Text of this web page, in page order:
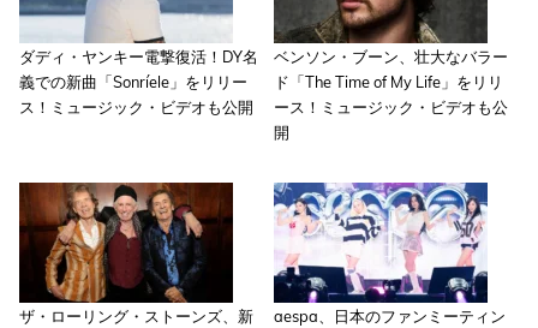
ダディ・ヤンキー電撃復活！DY名
義での新曲「Sonríele」をリリー
ス！ミュージック・ビデオも公開
ベンソン・ブーン、壮大なバラー
ド「The Time of My Life」をリリ
ース！ミュージック・ビデオも公
開
ザ・ローリング・ストーンズ、新
aespa、日本のファンミーティン